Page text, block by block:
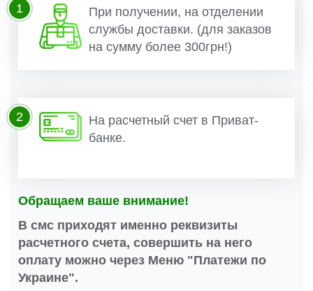
При получении, на отделении
службы доставки. (для заказов
на сумму более 300грн!)
1
На расчетный счет в Приват-
банке.
2
Обращаем ваше внимание!
В смс приходят именно реквизиты
расчетного счета, совершить на него
оплату можно через Меню "Платежи по
Украине".